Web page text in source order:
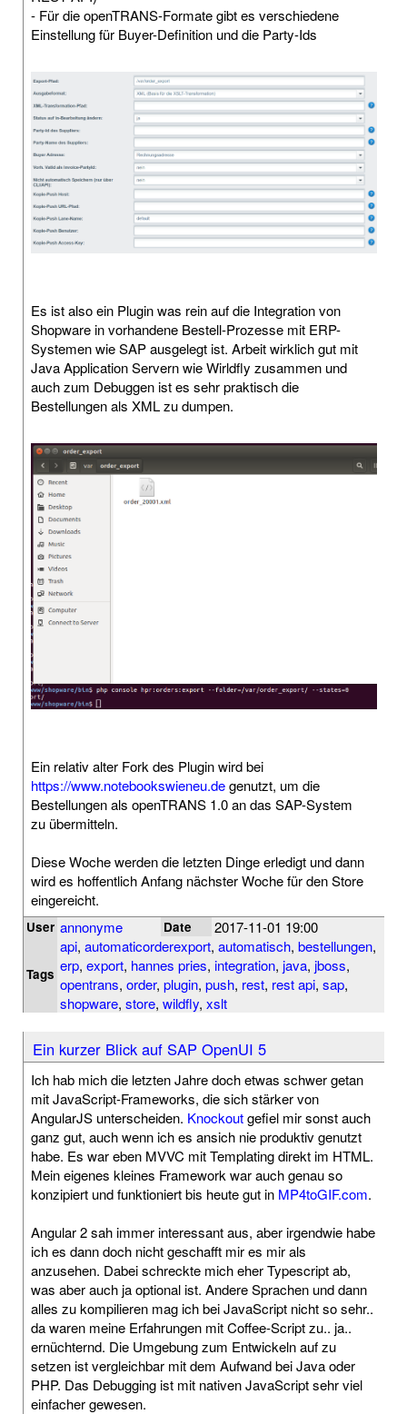
- Für die openTRANS-Formate gibt es verschiedene
Einstellung für Buyer-Definition und die Party-Ids
Es ist also ein Plugin was rein auf die Integration von
Shopware in vorhandene Bestell-Prozesse mit ERP-
Systemen wie SAP ausgelegt ist. Arbeit wirklich gut mit
Java Application Servern wie Wirldfly zusammen und
auch zum Debuggen ist es sehr praktisch die
Bestellungen als XML zu dumpen.
Ein relativ alter Fork des Plugin wird bei
https://www.notebookswieneu.degenutzt, um die
Bestellungen als openTRANS 1.0 an das SAP-System
zu übermitteln.
Diese Woche werden die letzten Dinge erledigt und dann
wird es hoffentlich Anfang nächster Woche für den Store
eingereicht.
User annonyme Date 2017-11-01 19:00
Tags
api, automaticorderexport, automatisch, bestellungen,
erp, export, hannes pries, integration, java, jboss,
opentrans, order, plugin, push, rest, rest api, sap,
shopware, store, wildfly, xslt
Ein kurzer Blick auf SAP OpenUI 5
Ich hab mich die letzten Jahre doch etwas schwer getan
mit JavaScript-Frameworks, die sich stärker von
AngularJS unterscheiden. Knockoutgefiel mir sonst auch
ganz gut, auch wenn ich es ansich nie produktiv genutzt
habe. Es war eben MVVC mit Templating direkt im HTML.
Mein eigenes kleines Framework war auch genau so
konzipiert und funktioniert bis heute gut in MP4toGIF.com.
Angular 2 sah immer interessant aus, aber irgendwie habe
ich es dann doch nicht geschafft mir es mir als
anzusehen. Dabei schreckte mich eher Typescript ab,
was aber auch ja optional ist. Andere Sprachen und dann
alles zu kompilieren mag ich bei JavaScript nicht so sehr..
da waren meine Erfahrungen mit Coffee-Script zu.. ja..
ernüchternd. Die Umgebung zum Entwickeln auf zu
setzen ist vergleichbar mit dem Aufwand bei Java oder
PHP. Das Debugging ist mit nativen JavaScript sehr viel
einfacher gewesen.